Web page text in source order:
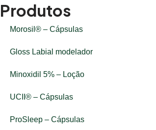
Produtos
Morosil® – Cápsulas
Gloss Labial modelador
Minoxidil 5% – Loção
UCII® – Cápsulas
ProSleep – Cápsulas